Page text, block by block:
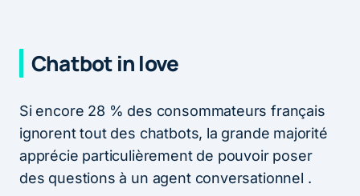
Chatbot in love
Si encore 28 % des consommateurs français
ignorent tout des chatbots, la grande majorité
apprécie particulièrement de pouvoir poser
des questions à un agent conversationnel .